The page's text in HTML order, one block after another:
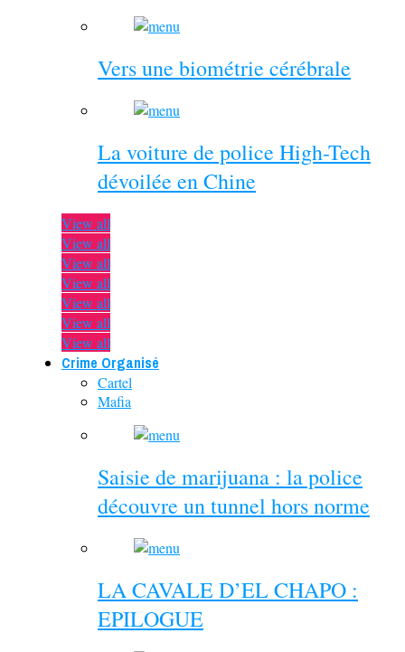
Vers une biométrie cérébrale
La voiture de police High-Tech
dévoilée en Chine
View all
View all
View all
View all
View all
View all
View all
Crime Organisé
Cartel
Mafia
Saisie de marijuana : la police
découvre un tunnel hors norme
LA CAVALE D’EL CHAPO :
EPILOGUE